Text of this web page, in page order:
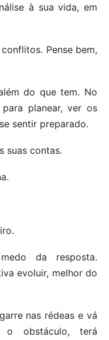
à sua vida, em
Pense bem,
do que tem. No
planear, ver os
sentir preparado.
suas contas.
da resposta.
evoluir, melhor do
nas rédeas e vá
obstáculo, terá